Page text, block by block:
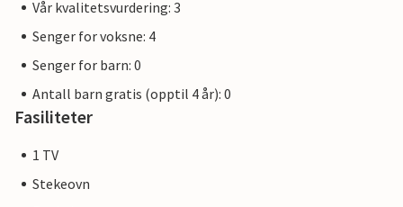
Vår kvalitetsvurdering: 3
Senger for voksne: 4
Senger for barn: 0
Antall barn gratis (opptil 4 år): 0
Fasiliteter
1 TV
Stekeovn